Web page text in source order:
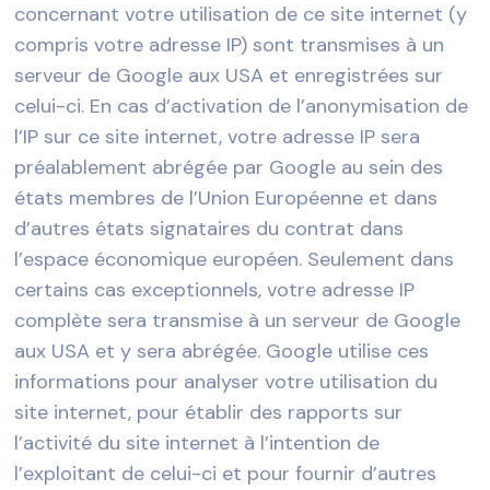
concernant votre utilisation de ce site internet (y
compris votre adresse IP) sont transmises à un
serveur de Google aux USA et enregistrées sur
celui-ci. En cas d’activation de l’anonymisation de
l’IP sur ce site internet, votre adresse IP sera
préalablement abrégée par Google au sein des
états membres de l’Union Européenne et dans
d’autres états signataires du contrat dans
l’espace économique européen. Seulement dans
certains cas exceptionnels, votre adresse IP
complète sera transmise à un serveur de Google
aux USA et y sera abrégée. Google utilise ces
informations pour analyser votre utilisation du
site internet, pour établir des rapports sur
l’activité du site internet à l’intention de
l’exploitant de celui-ci et pour fournir d’autres